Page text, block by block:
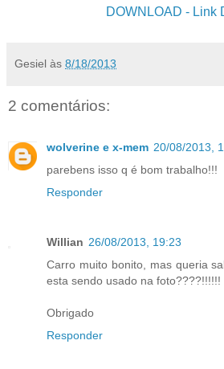
DOWNLOAD - Link
Gesiel às 8/18/2013
2 comentários:
wolverine e x-mem 20/08/2013,
parebens isso q é bom trabalho!!!
Responder
Willian 26/08/2013, 19:23
Carro muito bonito, mas queria
esta sendo usado na foto????!!!!!!
Obrigado
Responder